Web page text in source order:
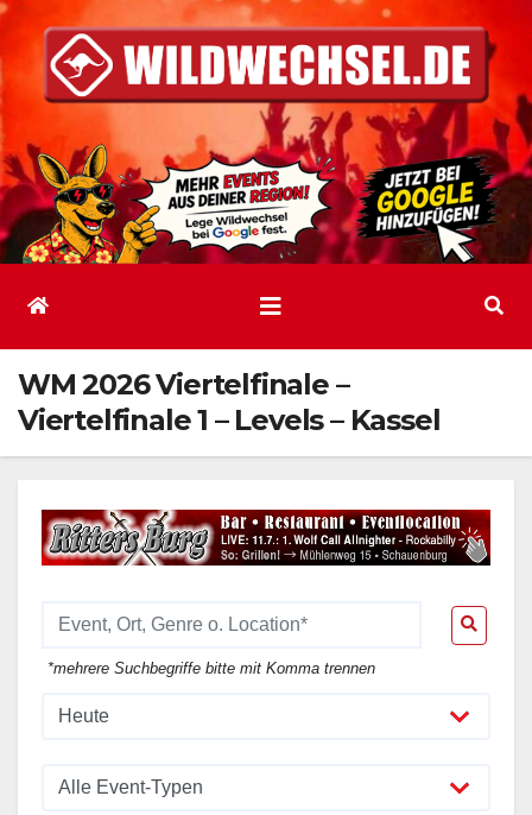
Inhalt
springen
WM 2026 Viertelfinale –
Viertelfinale 1 – Levels – Kassel
*mehrere Suchbegriffe bitte mit Komma trennen